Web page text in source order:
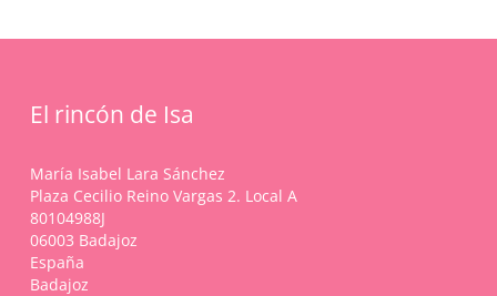
Go To Shop
El rincón de Isa
María Isabel Lara Sánchez
Plaza Cecilio Reino Vargas 2. Local A
80104988J
06003 Badajoz
España
Badajoz